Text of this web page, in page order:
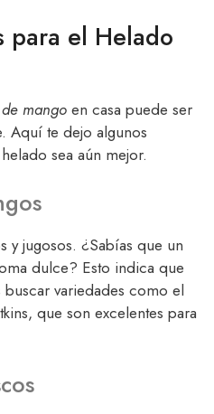
para el Helado
mango en casa puede ser
Aquí te dejo algunos
sea aún mejor.
y jugosos. ¿Sabías que un
dulce? Esto indica que
buscar variedades como el
que son excelentes para